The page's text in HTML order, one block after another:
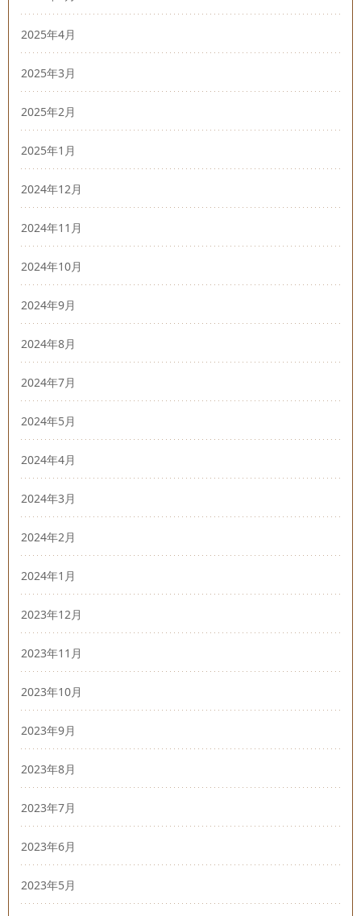
2025年4月
2025年3月
2025年2月
2025年1月
2024年12月
2024年11月
2024年10月
2024年9月
2024年8月
2024年7月
2024年5月
2024年4月
2024年3月
2024年2月
2024年1月
2023年12月
2023年11月
2023年10月
2023年9月
2023年8月
2023年7月
2023年6月
2023年5月